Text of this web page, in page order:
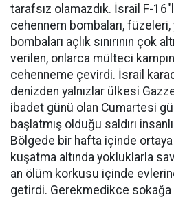
tarafsız olamazdık. İsrail F-
cehennem bombaları,
bombaları açlık sınırının çok
verilen, onlarca mülteci
cehenneme çevirdi. İsrail
denizden yalnızlar ülkesi
ibadet günü olan Cumartesi
başlatmış olduğu saldırı
Bölgede bir hafta içinde
kuşatma altında yokluklarla
an ölüm korkusu içinde
getirdi. Gerekmedikce sokağa